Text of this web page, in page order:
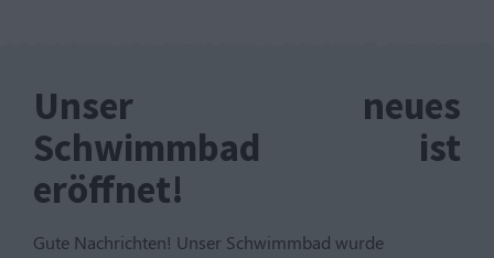
Unser neues
Schwimmbad ist
eröffnet!
Gute Nachrichten! Unser Schwimmbad wurde